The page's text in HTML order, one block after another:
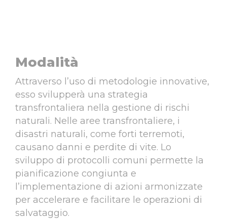
Modalità
Attraverso l’uso di metodologie innovative,
esso svilupperà una strategia
transfrontaliera nella gestione di rischi
naturali. Nelle aree transfrontaliere, i
disastri naturali, come forti terremoti,
causano danni e perdite di vite. Lo
sviluppo di protocolli comuni permette la
pianificazione congiunta e
l’implementazione di azioni armonizzate
per accelerare e facilitare le operazioni di
salvataggio.